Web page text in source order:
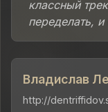
классный
переделать, и
Владислав
http://